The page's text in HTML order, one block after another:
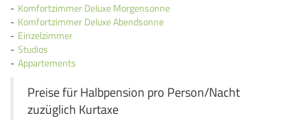
Komfortzimmer Deluxe Morgensonne
Komfortzimmer Deluxe Abendsonne
Einzelzimmer
Studios
Appartements
Preise für Halbpension pro Person/Nacht
zuzüglich Kurtaxe